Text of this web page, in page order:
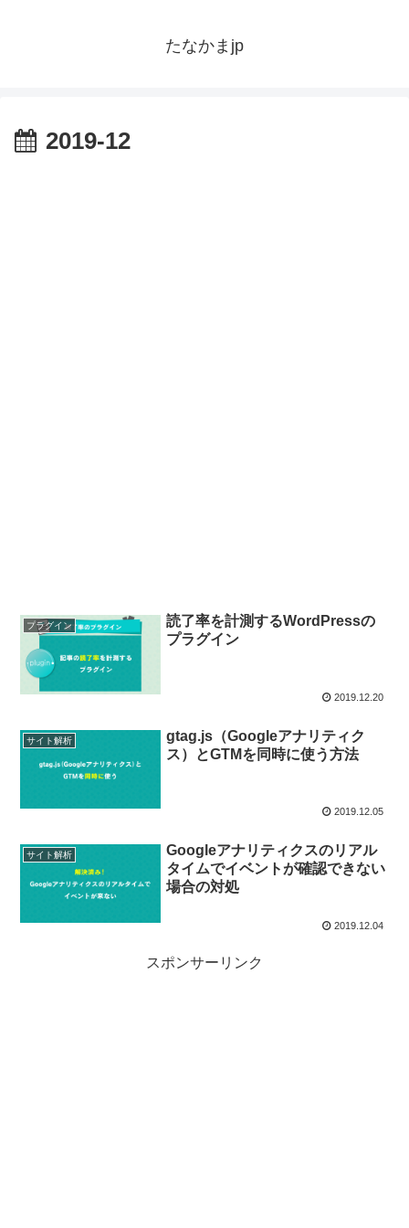
たなかまjp
2019-12
プラグイン
読了率を計測するWordPressの
プラグイン
2019.12.20
サイト解析
gtag.js（Googleアナリティク
ス）とGTMを同時に使う方法
2019.12.05
サイト解析
Googleアナリティクスのリアル
タイムでイベントが確認できない
場合の対処
2019.12.04
スポンサーリンク